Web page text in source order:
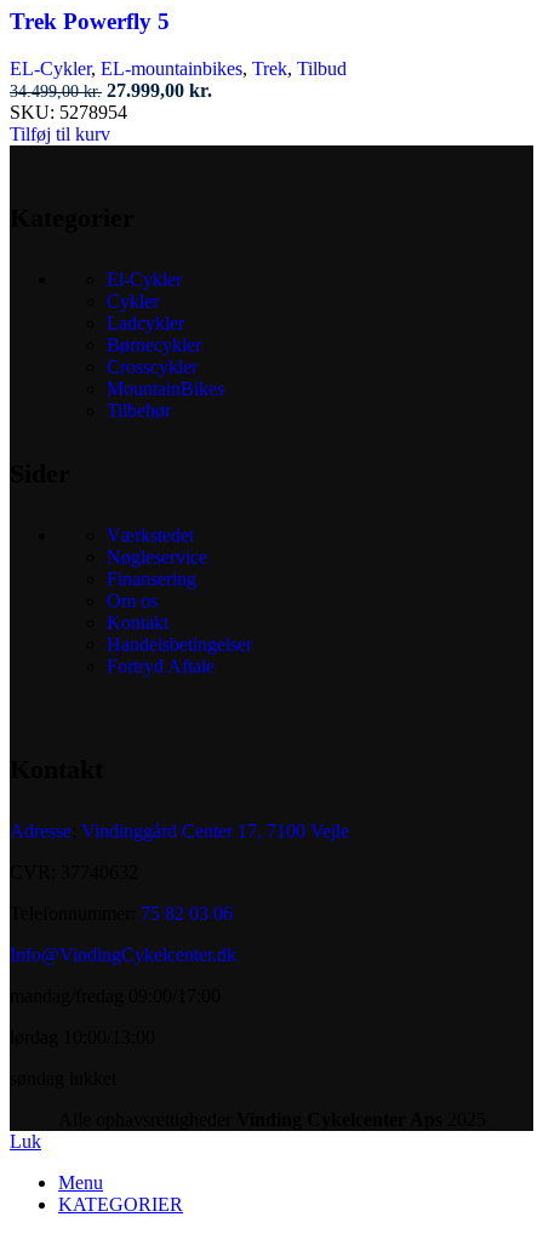
Trek Powerfly 5
EL-Cykler, EL-mountainbikes, Trek, Tilbud
34.499,00kr. Den
oprindelige
pris
27.999,00 kr.
SKU: 5278954
Tilføj til kurv
El-Cykler
Cykler
Ladcykler
Børnecykler
Crosscykler
MountainBikes
Tilbehør
Værkstedet
Nøgleservice
Finansering
Om os
Kontakt
Handelsbetingelser
Fortryd Aftale
Adresse Vindinggård Center 17, 7100 Vejle
75 82 03 06
Info@VindingCykelcenter.dk
Luk
Menu
KATEGORIER